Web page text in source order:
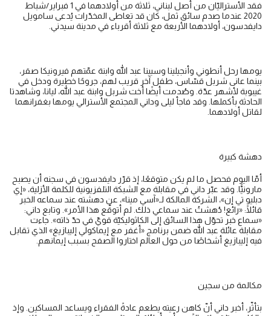
فقد الأستراليّان من أصل لبناني، ثلاثة من أولادهما في 1 فبراير/شباط
2020 عندما صدم سائق ثمل، كان قد تعاطى المخدّرات يُدعى سامويل
دايفدسون، أولادهما الأربعة مع ثلاثة أقرباء في مدينة سيدني.
يومها رحل أنطوني وأنجيلينا وسيينا عبد الله وابنة عمّتهم فيرونيكا صقر،
بينما عانى شربل قسّاس، طفل آخر قريب لهم، جروحًا خطيرة ودخل في
غيبوبة لأشهر عدّة. وصُدمت أيضًا أخت شربل وابنة عبد الله، ليانا، وشاهدتا
الحادثة بأكملها. وقد فاجأ ليلى وداني المجتمع الأسترالي يومها بغفرانهما
لقاتل أولادهما.
دهشة كبيرة
أمّا اليوم فحصل ما لم يكن متوقعًا، إذ قرّر دايفدسون في سجنه أن يصبح
مارونيًّا. وقد عبّر داني في مقابلة مع الشبكة التلفزيونية للكلمة الأزلية، «إي
دبليو تي إن»، الشركة المالكة لـ«آسي مينا»، عن دهشته عند سماعه الخبر
قائلًا: «رائع! دُهشتُ عند سماعي ذلك. لم أتوقّع هذا الأمر». وتابع داني:
«سماع خبر تحوّل هذا السائق إلى الكاثوليكيّة قويّ في حدّ ذاته». جاءت
مقابلة عائلة عبد الله ضمن برنامج «أغفر مع إيماكولي إليبازيغ» الذي تقابل
فيه إليبازيغ أشخاصًا من حول العالم اختاروا الصفح بسبب إيمانهم.
مكالمة من سجين
بتأثّر، أخبر داني أنّ كاهن رعيته يطعم عادةً الفقراء ويساعد المساكين. وإذ